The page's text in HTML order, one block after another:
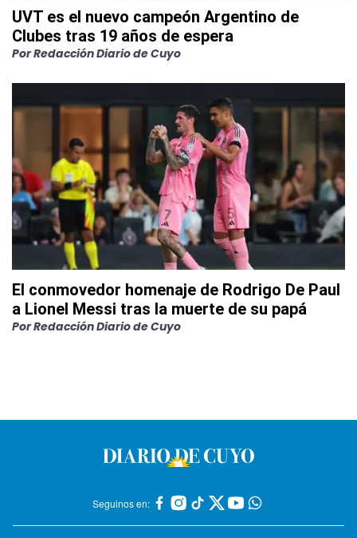
UVT es el nuevo campeón Argentino de
Clubes tras 19 años de espera
PorRedacción Diario de Cuyo
El conmovedor homenaje de Rodrigo De Paul
a Lionel Messi tras la muerte de su papá
PorRedacción Diario de Cuyo
Seguinos en: